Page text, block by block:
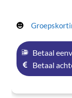
Betaal
Betaal